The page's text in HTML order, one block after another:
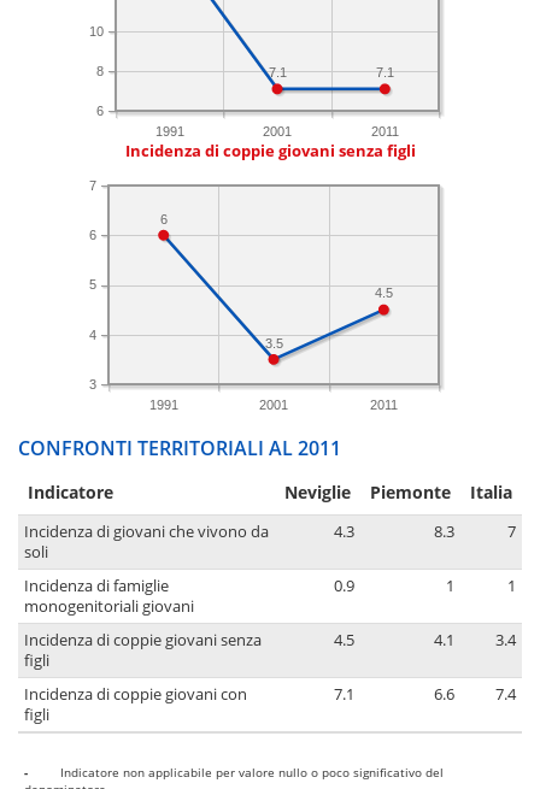
1991 2001 2011
6
8
10
7.1
7.1
Incidenza di coppie giovani senza figli
1991 2001 2011
3
4
5
6
7
4.5
3.5
6
CONFRONTI TERRITORIALI AL 2011
Indicatore Neviglie Piemonte Italia
Incidenza di giovani che vivono da
soli
4.3 8.3 7
Incidenza di famiglie
monogenitoriali giovani
0.9 1 1
Incidenza di coppie giovani senza
figli
4.5 4.1 3.4
Incidenza di coppie giovani con
figli
7.1 6.6 7.4
-
Indicatore non applicabile per valore nullo o poco significativo del